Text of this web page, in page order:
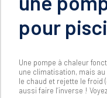
pour
Une pompe à chaleur
une climatisation, mais
le chaud et rejette le froid
aussi faire l’inverse !